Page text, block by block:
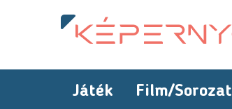
Játék Film/Sorozat